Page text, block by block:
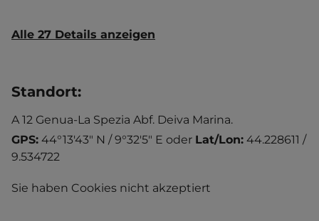
Alle 27 Details anzeigen
Standort:
A 12 Genua-La Spezia Abf. Deiva Marina.
GPS: 44°13'43" N / 9°32'5" E oder Lat/Lon: 44.228611 /
9.534722
Sie haben Cookies nicht akzeptiert